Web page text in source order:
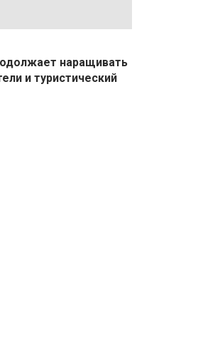
наращивать
и туристический